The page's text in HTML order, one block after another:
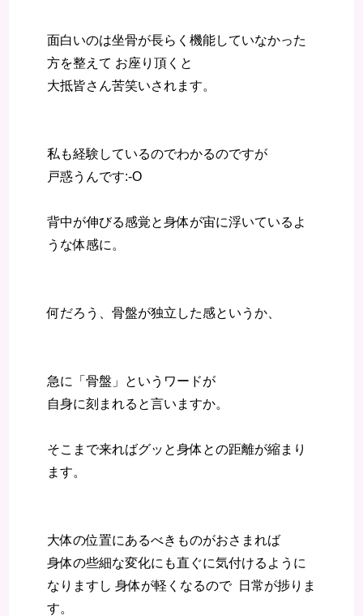
面白いのは坐骨が長らく機能していなかった
方を整えて お座り頂くと
大抵皆さん苦笑いされます。
私も経験しているのでわかるのですが
戸惑うんです:-O
背中が伸びる感覚と身体が宙に浮いているよ
うな体感に。
何だろう、骨盤が独立した感というか、
急に「骨盤」というワードが
自身に刻まれると言いますか。
そこまで来ればグッと身体との距離が縮まり
ます。
大体の位置にあるべきものがおさまれば
身体の些細な変化にも直ぐに気付けるように
なりますし 身体が軽くなるので 日常が捗りま
す。